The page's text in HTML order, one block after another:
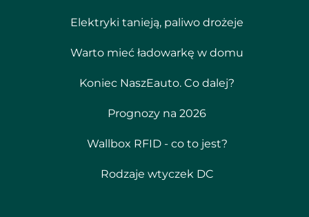
Elektryki tanieją, paliwo drożeje
Warto mieć ładowarkę w domu
Koniec NaszEauto. Co dalej?
Prognozy na 2026
Wallbox RFID - co to jest?
Rodzaje wtyczek DC